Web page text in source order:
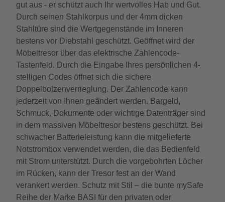
gut aus - er schützt auch Ihr wertvolles Hab und Gut.
Durch seinen Stahlkorpus und der 4mm dicken
Stahltüre sind die Wertgegenstände im Inneren
bestens vor Diebstahl geschützt. Geöffnet wird der
Möbeltresor über das elektrische Zahlencode-
Tastenfeld. Durch die Eingabe Ihres persönlichen 4-
stelligen Codes öffnet sich die sichere
Doppelbolzenverrieglung. Der Zahlencode kann
jederzeit von Ihnen geändert werden. Bargeld,
Schmuck, Dokumente oder wichtige Datenträger sind
in dem massiven Möbeltresor bestens geschützt. Bei
schwacher Batterieleistung kann die mitgelieferte
Notstrombox verwendet werden, die das Bedienfeld
mit Strom unterstützt. Durch die vorgebohrten Löcher
im Rücken, kann der Tresor fest an der Wand
verankert werden. Schutz mit Stil – die bunte mySafe
Reihe der Marke BASI für den privaten oder